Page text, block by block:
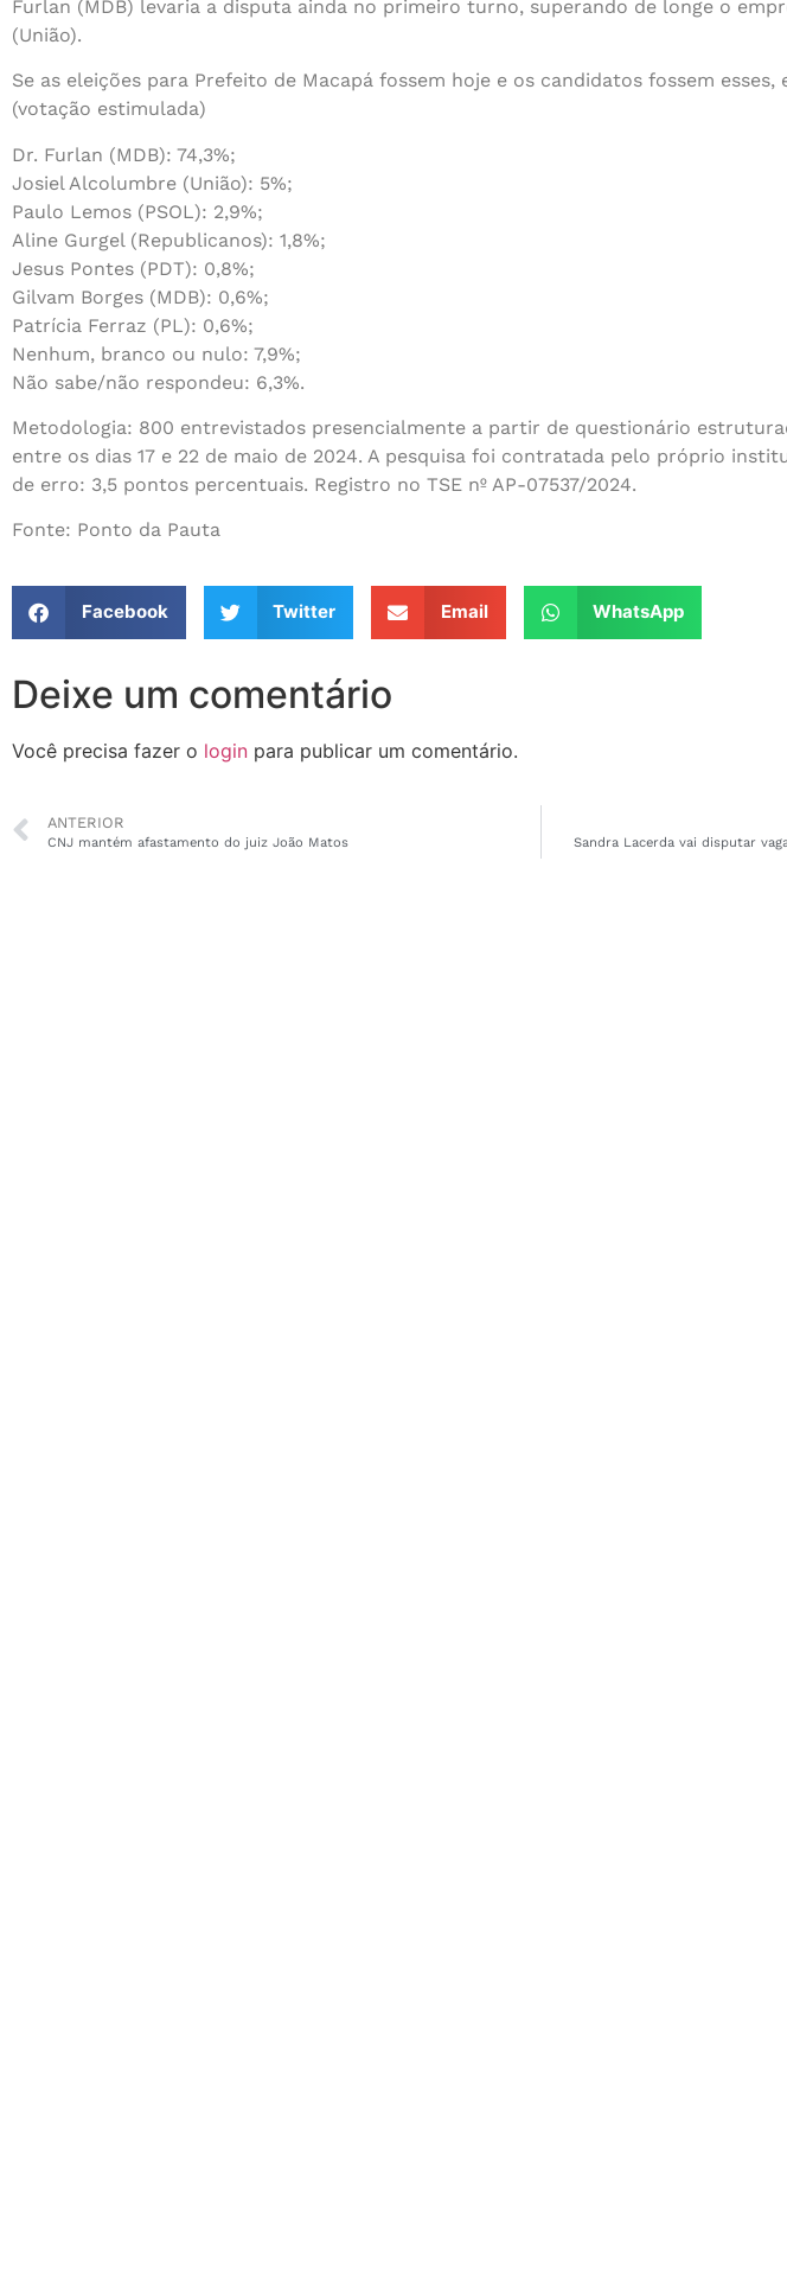
Furlan (MDB) levaria a disputa ainda no primeiro turno, superando de longe o
(União).
Se as eleições para Prefeito de Macapá fossem hoje e os candidatos fossem esses,
(votação estimulada)
Dr. Furlan (MDB): 74,3%;
Josiel Alcolumbre (União): 5%;
Paulo Lemos (PSOL): 2,9%;
Aline Gurgel (Republicanos): 1,8%;
Jesus Pontes (PDT): 0,8%;
Gilvam Borges (MDB): 0,6%;
Patrícia Ferraz (PL): 0,6%;
Nenhum, branco ou nulo: 7,9%;
Não sabe/não respondeu: 6,3%.
Metodologia: 800 entrevistados presencialmente a partir de questionário
entre os dias 17 e 22 de maio de 2024. A pesquisa foi contratada pelo próprio
de erro: 3,5 pontos percentuais. Registro no TSE nº AP-07537/2024.
Fonte: Ponto da Pauta
Facebook Twitter Email WhatsApp
Deixe um comentário
Você precisa fazer o login para publicar um comentário.
ANTERIOR
CNJ mantém afastamento do juiz João Matos Sandra Lacerda vai disputar